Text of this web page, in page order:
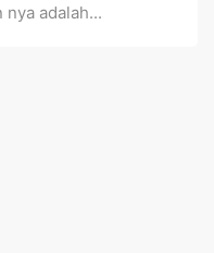
adalah...